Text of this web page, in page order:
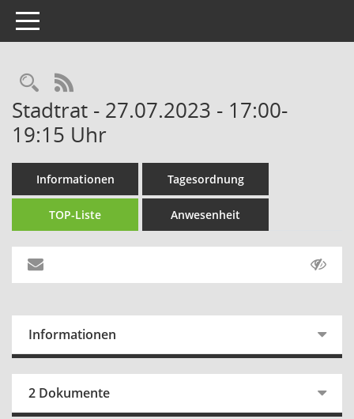
Toggle navigation
Rechercheauswahl
RSS-Feed
Stadtrat - 27.07.2023 - 17:00-
19:15 Uhr
Informationen Tagesordnung
TOP-Liste Anwesenheit
Informationen
2 Dokumente